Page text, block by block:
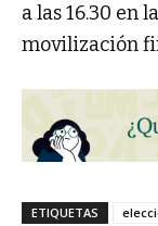
a las 16.30 en
movilización
ETIQUETAS